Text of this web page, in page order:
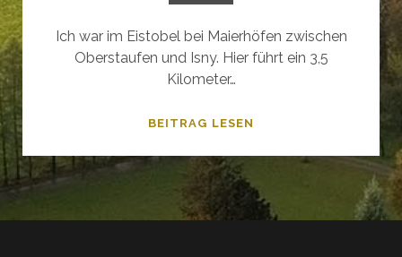
Ich war im Eistobel bei Maierhöfen zwischen
Oberstaufen und Isny. Hier führt ein 3,5
Kilometer…
BEITRAG LESEN
SPAZIERGANG
DURCH
DEN